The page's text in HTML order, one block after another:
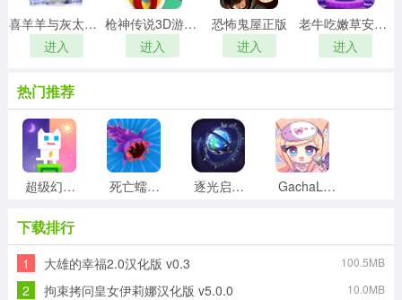
喜羊羊与灰太狼之转折安卓直装版
进入
枪神传说3D游戏绿色版
进入
恐怖鬼屋正版
进入
老牛吃嫩草安卓官方版
进入
热门推荐
超级幻影猫无广告版 死亡蠕虫3D游戏官方最新版 逐光启航游戏最新版 GachaLife2手游直装版
太空杀单挑王最新版 班主任模拟器游戏绿色版
下载排行
1 大雄的幸福2.0汉化版 v0.3 100.5MB
2 拘束拷问皇女伊莉娜汉化版 v5.0.0 10.0MB